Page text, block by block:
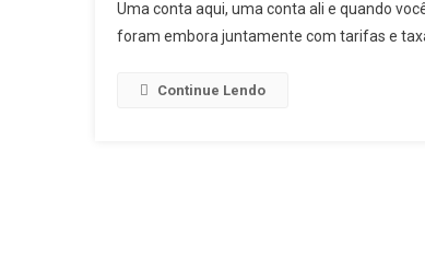
Uma conta aqui, uma conta ali e quando
foram embora juntamente com tarifas e
Continue Lendo